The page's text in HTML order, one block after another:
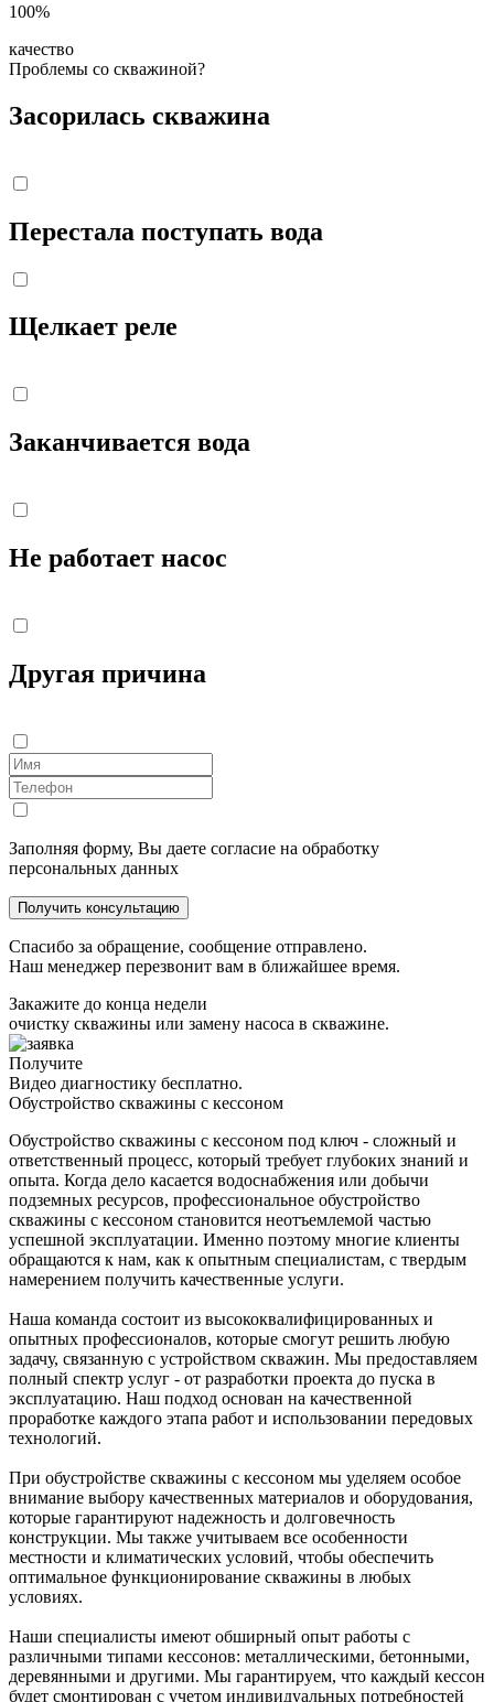
100%
качество
Проблемы со скважиной?
Засорилась скважина
Перестала поступать вода
Щелкает реле
Заканчивается вода
Не работает насос
Другая причина
Заполняя форму, Вы даете согласие на обработку
персональных данных
Получить консультацию
Спасибо за обращение, сообщение отправлено.
Наш менеджер перезвонит вам в ближайшее время.
Закажите до конца недели
очистку скважины или замену насоса в скважине.
Получите
Видео диагностику бесплатно.
Обустройство скважины с кессоном
Обустройство скважины с кессоном под ключ - сложный и
ответственный процесс, который требует глубоких знаний и
опыта. Когда дело касается водоснабжения или добычи
подземных ресурсов, профессиональное обустройство
скважины с кессоном становится неотъемлемой частью
успешной эксплуатации. Именно поэтому многие клиенты
обращаются к нам, как к опытным специалистам, с твердым
намерением получить качественные услуги.
Наша команда состоит из высококвалифицированных и
опытных профессионалов, которые смогут решить любую
задачу, связанную с устройством скважин. Мы предоставляем
полный спектр услуг - от разработки проекта до пуска в
эксплуатацию. Наш подход основан на качественной
проработке каждого этапа работ и использовании передовых
технологий.
При обустройстве скважины с кессоном мы уделяем особое
внимание выбору качественных материалов и оборудования,
которые гарантируют надежность и долговечность
конструкции. Мы также учитываем все особенности
местности и климатических условий, чтобы обеспечить
оптимальное функционирование скважины в любых
условиях.
Наши специалисты имеют обширный опыт работы с
различными типами кессонов: металлическими, бетонными,
деревянными и другими. Мы гарантируем, что каждый кессон
будет смонтирован с учетом индивидуальных потребностей